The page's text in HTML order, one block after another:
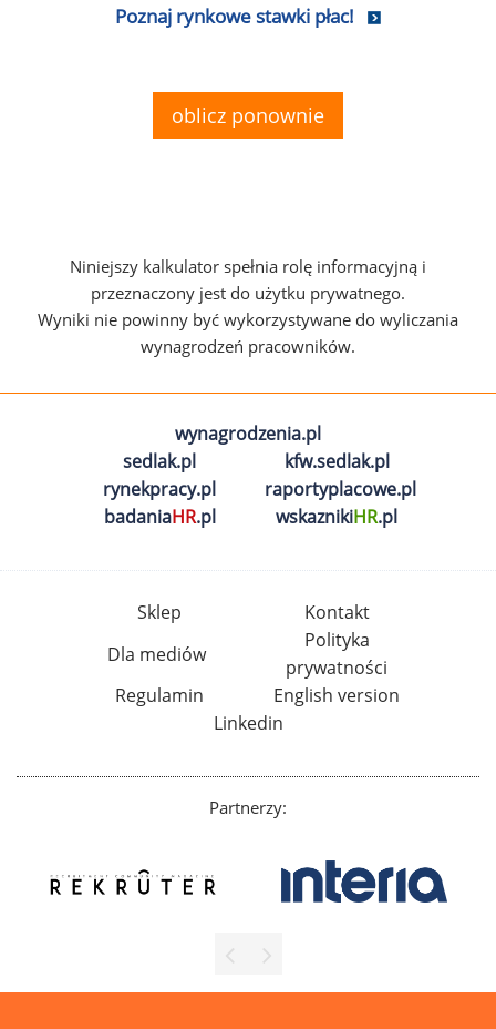
Poznaj rynkowe stawki płac!
oblicz ponownie
Niniejszy kalkulator spełnia rolę informacyjną i
przeznaczony jest do użytku prywatnego.
Wyniki nie powinny być wykorzystywane do wyliczania
wynagrodzeń pracowników.
wynagrodzenia.pl
sedlak.pl
kfw.sedlak.pl
rynekpracy.pl
raportyplacowe.pl
badaniaHR.pl wskaznikiHR.pl
Sklep
Kontakt
Dla mediów
Polityka
prywatności
Regulamin
English version
Linkedin
Partnerzy: